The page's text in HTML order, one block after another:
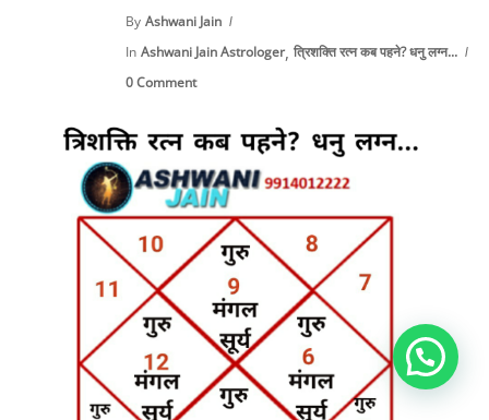
By Ashwani Jain
In Ashwani Jain Astrologer, त्रिशक्ति रत्न कब पहने? धनु लग्न...
0 Comment